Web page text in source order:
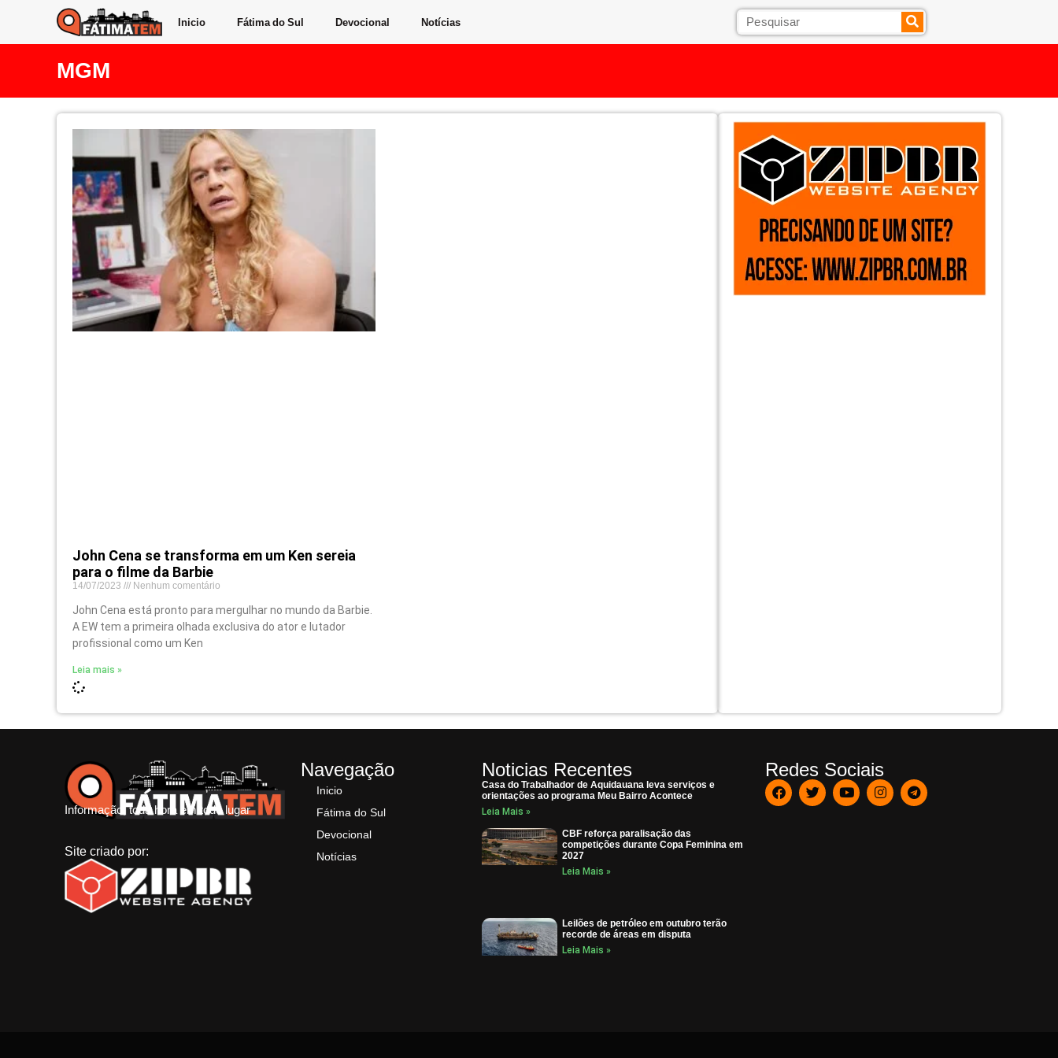
Inicio Fátima do Sul Devocional Notícias
MGM
John Cena se transforma em um Ken sereia
para o filme da Barbie
14/07/2023 Nenhum comentário
John Cena está pronto para mergulhar no mundo da Barbie.
A EW tem a primeira olhada exclusiva do ator e lutador
profissional como um Ken
Leia mais »
Informação, toda hora em todo lugar
Site criado por:
Navegação
Inicio
Fátima do Sul
Devocional
Notícias
Noticias Recentes
Casa do Trabalhador de Aquidauana leva serviços e
orientações ao programa Meu Bairro Acontece
Leia Mais »
CBF reforça paralisação das
competições durante Copa Feminina em
2027
Leia Mais »
Leilões de petróleo em outubro terão
recorde de áreas em disputa
Leia Mais »
Redes Sociais